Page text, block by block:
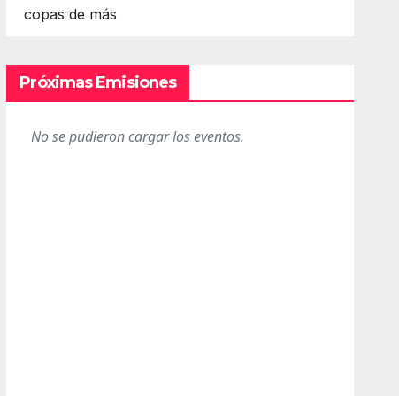
copas de más
Próximas Emisiones